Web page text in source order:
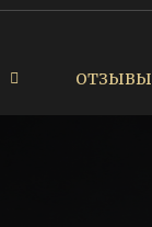
ОТЗЫВЫ